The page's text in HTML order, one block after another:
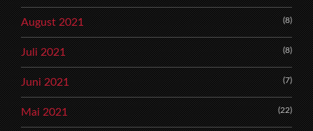
August 2021 (8)
Juli 2021 (8)
Juni 2021 (7)
Mai 2021 (22)